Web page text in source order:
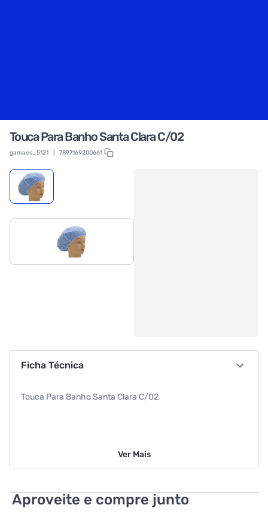
Touca Para Banho Santa Clara C/02
gamaes_5121 7897169200661
Ficha Técnica
Touca Para Banho Santa Clara C/02
Ver Mais
Aproveite e compre junto